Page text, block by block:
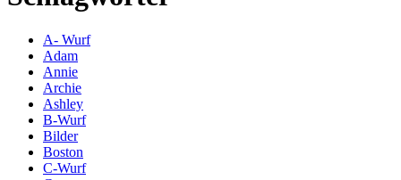
A- Wurf
Adam
Annie
Archie
Ashley
B-Wurf
Bilder
Boston
C-Wurf